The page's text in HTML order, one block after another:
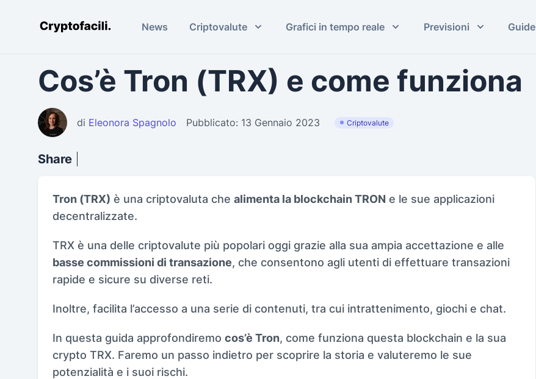
Cryptofacili.com News Criptovalute Grafici in tempo reale Previsioni Guide
Cos’è Tron (TRX) e come funziona
di Eleonora Spagnolo Pubblicato: 13 Gennaio 2023 Criptovalute
Share
Tron (TRX) è una criptovaluta che alimenta la blockchain TRON e le sue applicazioni
decentralizzate.
TRX è una delle criptovalute più popolari oggi grazie alla sua ampia accettazione e alle
basse commissioni di transazione, che consentono agli utenti di effettuare transazioni
rapide e sicure su diverse reti.
Inoltre, facilita l’accesso a una serie di contenuti, tra cui intrattenimento, giochi e chat.
In questa guida approfondiremo cos’è Tron, come funziona questa blockchain e la sua
crypto TRX. Faremo un passo indietro per scoprire la storia e valuteremo le sue
potenzialità e i suoi rischi.